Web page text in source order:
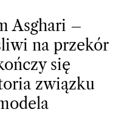
Asghari –
na przekór
się
związku